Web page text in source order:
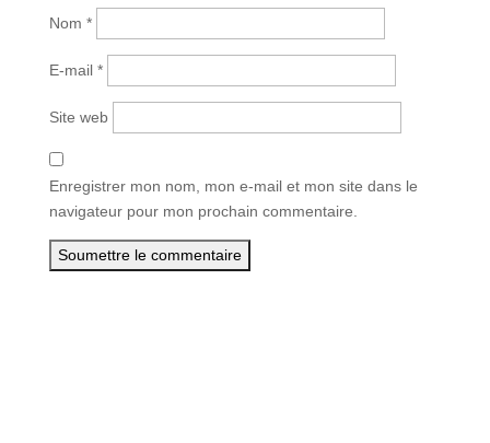
Nom *
E-mail *
Site web
Enregistrer mon nom, mon e-mail et mon site dans le
navigateur pour mon prochain commentaire.
Soumettre le commentaire